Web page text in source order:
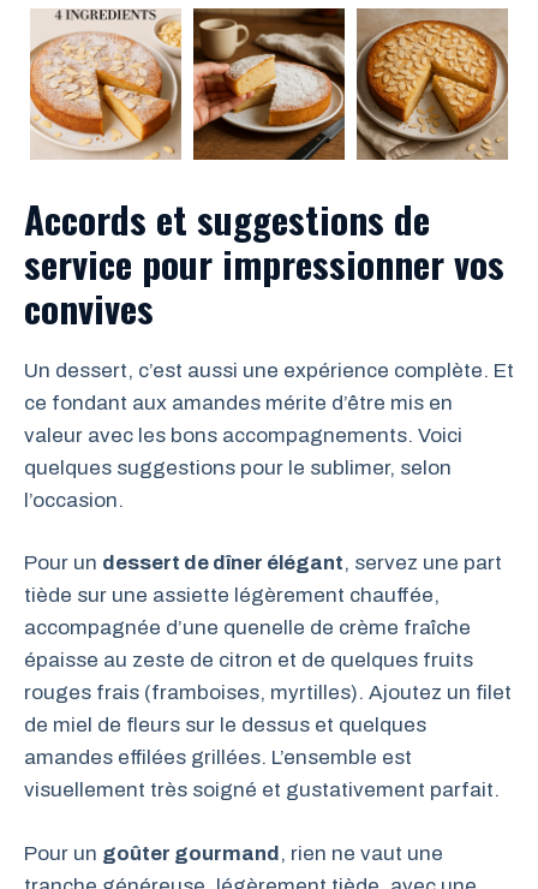
Accords et suggestions de
service pour impressionner vos
convives
Un dessert, c’est aussi une expérience complète. Et
ce fondant aux amandes mérite d’être mis en
valeur avec les bons accompagnements. Voici
quelques suggestions pour le sublimer, selon
l’occasion.
Pour un dessert de dîner élégant, servez une part
tiède sur une assiette légèrement chauffée,
accompagnée d’une quenelle de crème fraîche
épaisse au zeste de citron et de quelques fruits
rouges frais (framboises, myrtilles). Ajoutez un filet
de miel de fleurs sur le dessus et quelques
amandes effilées grillées. L’ensemble est
visuellement très soigné et gustativement parfait.
Pour un goûter gourmand, rien ne vaut une